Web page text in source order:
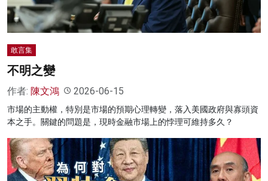
敢言集
不明之變
作者: 陳文鴻 2026-06-15
市場的主動權，特別是市場的預期心理轉變，落入美國政府與寡頭資
本之手。關鍵的問題是，現時金融市場上的悖理可維持多久？